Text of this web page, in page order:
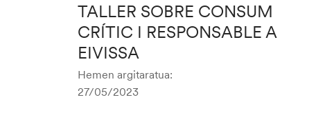
TALLER SOBRE CONSUM
CRÍTIC I RESPONSABLE A
EIVISSA
Hemen argitaratua:
27/05/2023